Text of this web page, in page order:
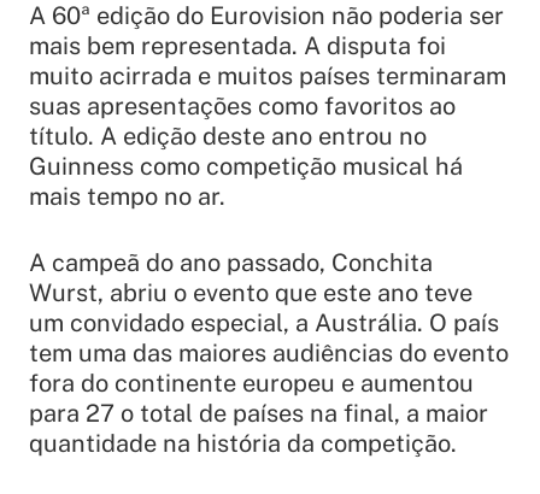
A 60ª edição do Eurovision não poderia ser
mais bem representada. A disputa foi
muito acirrada e muitos países terminaram
suas apresentações como favoritos ao
título. A edição deste ano entrou no
Guinness como competição musical há
mais tempo no ar.
A campeã do ano passado, Conchita
Wurst, abriu o evento que este ano teve
um convidado especial, a Austrália. O país
tem uma das maiores audiências do evento
fora do continente europeu e aumentou
para 27 o total de países na final, a maior
quantidade na história da competição.